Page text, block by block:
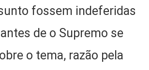
fossem indeferidas
de o Supremo se
o tema, razão pela